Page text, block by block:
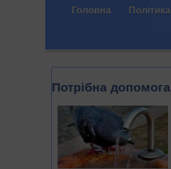
Головна Політика
Потрібна допомога